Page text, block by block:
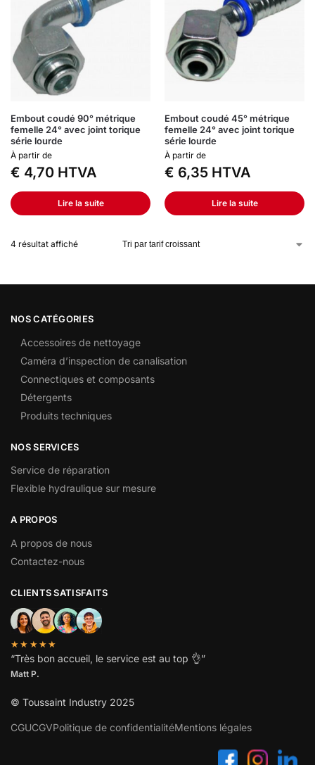
Embout coudé 90° métrique
femelle 24° avec joint torique
série lourde
À partir de
€ 4,70 HTVA
Lire la suite
Embout coudé 45° métrique
femelle 24° avec joint torique
série lourde
À partir de
€ 6,35 HTVA
Lire la suite
4 résultat affiché
NOS CATÉGORIES
Accessoires de nettoyage
Caméra d’inspection de canalisation
Connectiques et composants
Détergents
Produits techniques
NOS SERVICES
Service de réparation
Flexible hydraulique sur mesure
A PROPOS
A propos de nous
Contactez-nous
CLIENTS SATISFAITS
★★★★★
“Très bon accueil, le service est au top 👌”
Matt P.
© Toussaint Industry 2025
CGUCGVPolitique de confidentialitéMentions légales